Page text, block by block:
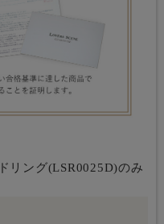
リング(LSR0025D)のみ